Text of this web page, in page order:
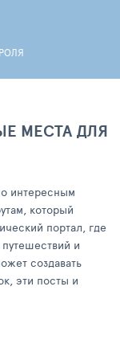
МЕСТА ДЛЯ
интересным
который
портал, где
и
создавать
эти посты и